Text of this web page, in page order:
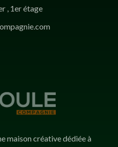
maison créative dédiée à
, 1er étage